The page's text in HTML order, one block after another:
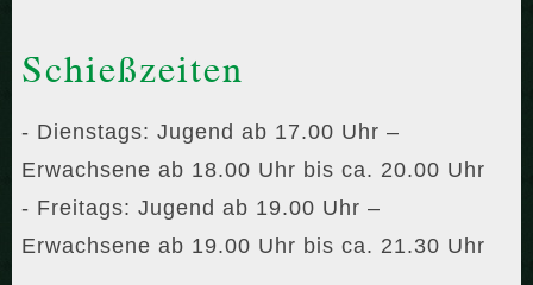
Schießzeiten
- Dienstags: Jugend ab 17.00 Uhr –
Erwachsene ab 18.00 Uhr bis ca. 20.00 Uhr
- Freitags: Jugend ab 19.00 Uhr –
Erwachsene ab 19.00 Uhr bis ca. 21.30 Uhr